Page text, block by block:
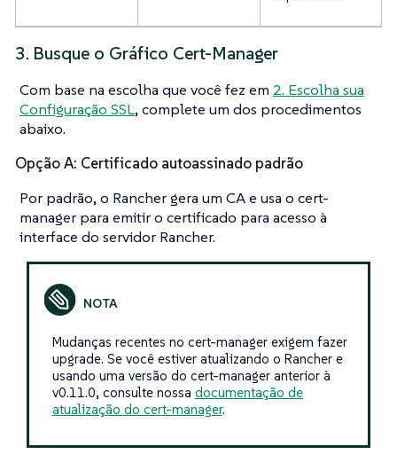
3. Busque o Gráfico Cert-Manager
Com base na escolha que você fez em 2. Escolha sua
Configuração SSL, complete um dos procedimentos
abaixo.
Opção A: Certificado autoassinado padrão
Por padrão, o Rancher gera um CA e usa o cert-
manager para emitir o certificado para acesso à
interface do servidor Rancher.
Mudanças recentes no cert-manager exigem fazer
upgrade. Se você estiver atualizando o Rancher e
usando uma versão do cert-manager anterior à
v0.11.0, consulte nossa documentação de
atualização do cert-manager.